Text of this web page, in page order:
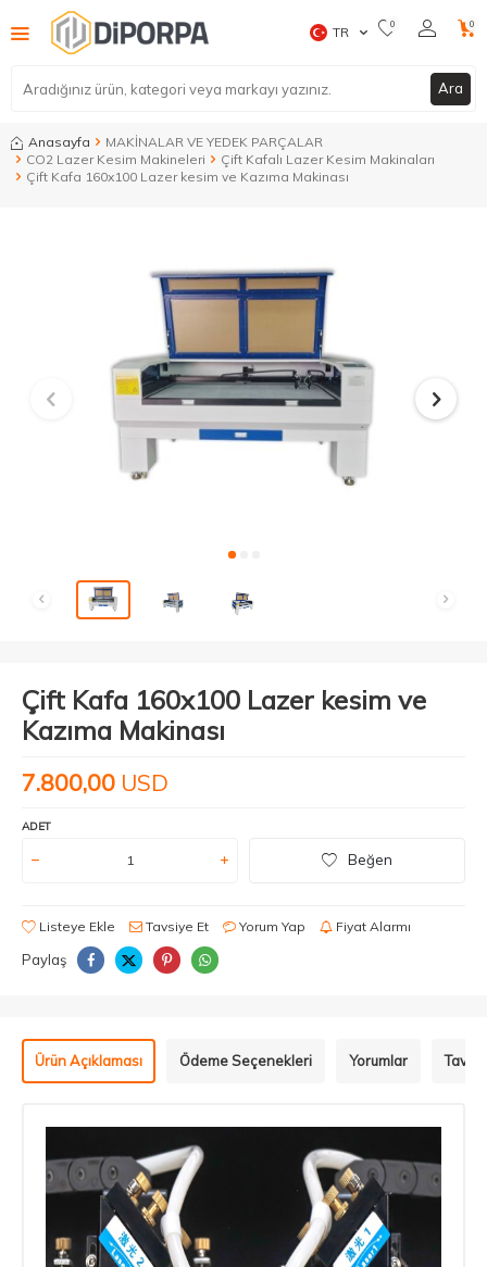
Ara
TR 0 0
Anasayfa
MAKİNALAR VE YEDEK PARÇALAR
CO2 Lazer Kesim Makineleri
Çift Kafalı Lazer Kesim Makinaları
Çift Kafa 160x100 Lazer kesim ve Kazıma Makinası
Çift Kafa 160x100 Lazer kesim ve
Kazıma Makinası
7.800,00 USD
ADET
Beğen
Listeye Ekle Tavsiye Et Yorum Yap Fiyat Alarmı
Paylaş
Ürün Açıklaması Ödeme Seçenekleri Yorumlar